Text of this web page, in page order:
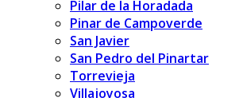
Pilar de la Horadada
Pinar de Campoverde
San Javier
San Pedro del Pinartar
Torrevieja
Villajoyosa